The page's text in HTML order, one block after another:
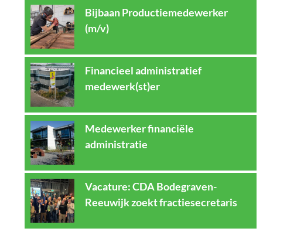
Bijbaan Productiemedewerker
(m/v)
Financieel administratief
medewerk(st)er
Medewerker financiële
administratie
Vacature: CDA Bodegraven-
Reeuwijk zoekt fractiesecretaris